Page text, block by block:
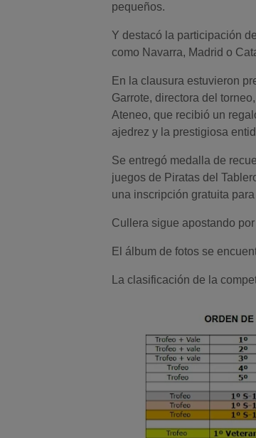
pequeños.
Y destacó la participación
como Navarra, Madrid o
En la clausura estuvieron
Garrote, directora del
Ateneo, que recibió un
ajedrez y la prestigiosa
Se entregó medalla de
juegos de Piratas del
una inscripción gratuita
Cullera sigue apostando
El álbum de fotos se
La clasificación de la